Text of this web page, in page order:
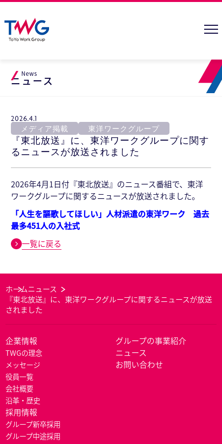
News
ニュース
2026.4.1
メディア掲載
東洋ワークグループ
『東北放送』に、東洋ワークグループに関す
るニュースが放送されました
2026年4月1日付『東北放送』のニュース番組で、東洋
ワークグループに関するニュースが放送されました。
「人生を謳歌してほしい」人材派遣の東洋ワーク 過去
最多451人の入社式
一覧に戻る
ホームニュース
『東北放送』に、東洋ワークグループに関するニュースが放送
されました
企業情報
TWGの理念
メッセージ
役員一覧
会社概要
沿革・歴史
グループの事業紹介
ニュース
お問い合わせ
採用情報
グループ新卒採用
グループ中途採用